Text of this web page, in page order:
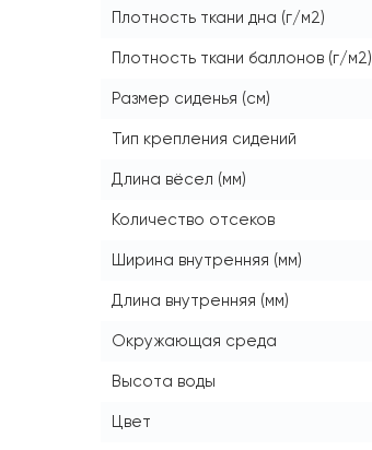
Плотность ткани дна (г/м2)
Плотность ткани баллонов (г/м2)
Размер сиденья (см)
Тип крепления сидений
Длина вёсел (мм)
Количество отсеков
Ширина внутренняя (мм)
Длина внутренняя (мм)
Окружающая среда
Высота воды
Цвет